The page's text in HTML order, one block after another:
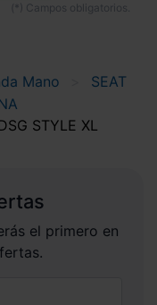
Mano
SEAT
STYLE XL
el primero en